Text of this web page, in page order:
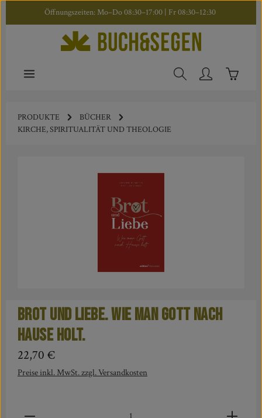
Zum Hauptinhalt springen
Öffnungszeiten: Mo–Do 08:30–17:00 | Fr 08:30–12:30
PRODUKTE
BÜCHER
KIRCHE, SPIRITUALITÄT UND THEOLOGIE
Brot und Liebe. Wie man Gott nach
Hause holt.
Regulärer Preis:
22,70 €
Preise inkl. MwSt. zzgl. Versandkosten
Produkt Anzahl: Gib den gewünschten Wert ein oder